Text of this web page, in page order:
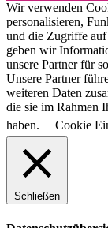
Wir verwenden
personalisieren,
und die Zugriffe auf
geben wir
unsere Partner für
Unsere Partner
weiteren Daten
die sie im Rahmen
haben.
Cookie
Schließen